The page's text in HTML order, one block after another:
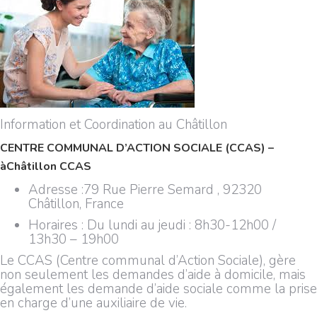
Information et Coordination au Châtillon
CENTRE COMMUNAL D’ACTION SOCIALE (CCAS) –
àChâtillon CCAS
Adresse :79 Rue Pierre Semard , 92320
Châtillon, France
Horaires : Du lundi au jeudi : 8h30-12h00 /
13h30 – 19h00
Le CCAS (Centre communal d’Action Sociale), gère
non seulement les demandes d’aide à domicile, mais
également les demande d’aide sociale comme la prise
en charge d’une auxiliaire de vie.